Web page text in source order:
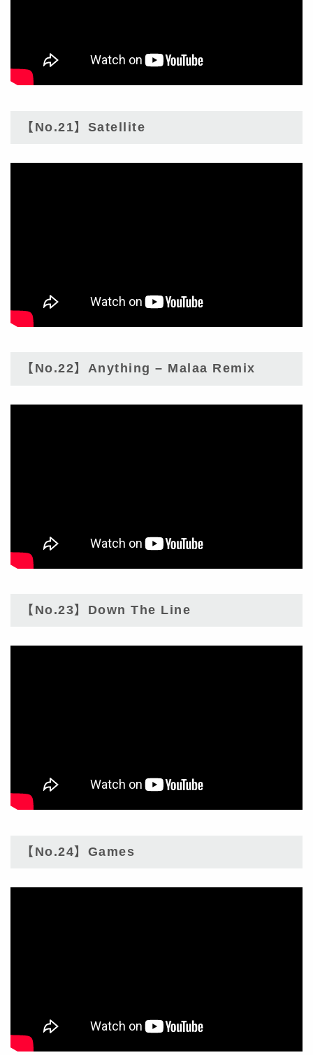
【No.21】Satellite
【No.22】Anything – Malaa Remix
【No.23】Down The Line
【No.24】Games